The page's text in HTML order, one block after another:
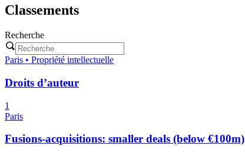
Classements
Recherche
Paris • Propriété intellectuelle
Droits d’auteur
1
Paris
Fusions-acquisitions: smaller deals (below €100m)